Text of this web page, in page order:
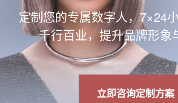
定制您的专属数字人，7×24
千行百业，提升品牌形象
立即咨询定制方案